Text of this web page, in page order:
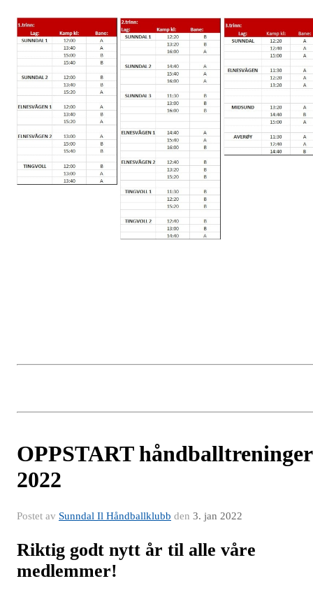
OPPSTART håndballtreninger
2022
Postet av Sunndal Il Håndballklubb den 3. jan 2022
Riktig godt nytt år til alle våre
medlemmer!